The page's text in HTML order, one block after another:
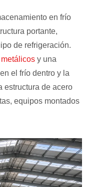
en frío
portante,
de refrigeración.
y una
el frío dentro y la
estructura de acero
equipos montados